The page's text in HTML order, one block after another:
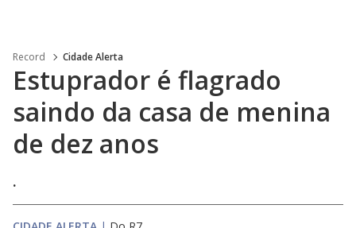
Record Cidade Alerta
Estuprador é flagrado
saindo da casa de menina
de dez anos
.